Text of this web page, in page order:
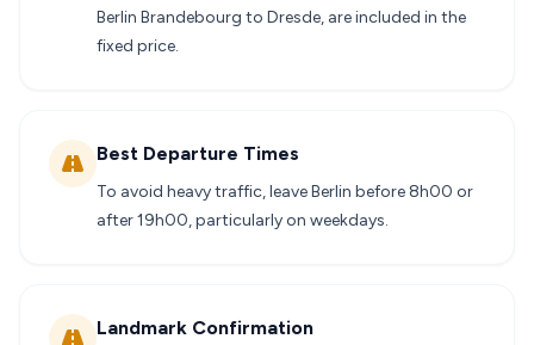
Berlin Brandebourg to Dresde, are included in the
fixed price.
Best Departure Times
To avoid heavy traffic, leave Berlin before 8h00 or
after 19h00, particularly on weekdays.
Landmark Confirmation